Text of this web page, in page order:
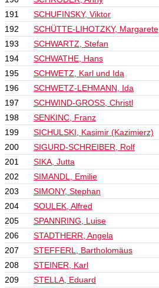
191
SCHUFINSKY, Viktor
192
SCHÜTTE-LIHOTZKY, Margarete
193
SCHWARTZ, Stefan
194
SCHWATHE, Hans
195
SCHWETZ, Karl und Ida
196
SCHWETZ-LEHMANN, Ida
197
SCHWIND-GROSS, Christl
198
SENKINC, Franz
199
SICHULSKI, Kasimir (Kazimierz)
200
SIGURD-SCHREIBER, Rolf
201
SIKA, Jutta
202
SIMANDL, Emilie
203
SIMONY, Stephan
204
SOULEK, Alfred
205
SPANNRING, Luise
206
STADTHERR, Angela
207
STEFFERL, Bartholomäus
208
STEINER, Karl
209
STELLA, Eduard